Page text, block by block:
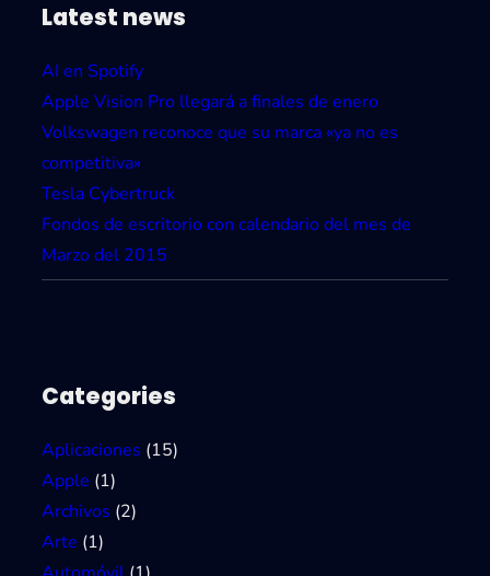
Latest news
AI en Spotify
Apple Vision Pro llegará a finales de enero
Volkswagen reconoce que su marca «ya no es
competitiva»
Tesla Cybertruck
Fondos de escritorio con calendario del mes de
Marzo del 2015
Categories
Aplicaciones (15)
Apple (1)
Archivos (2)
Arte (1)